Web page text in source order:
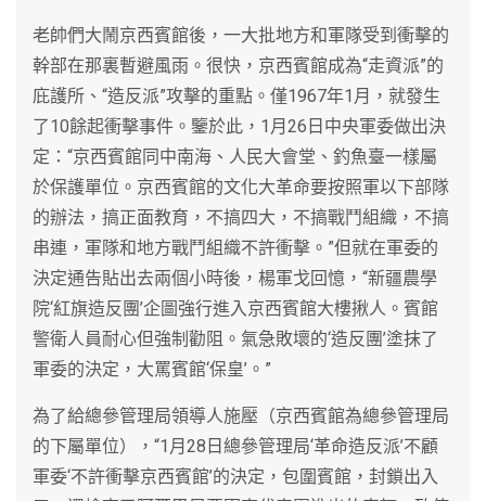
老帥們大鬧京西賓館後，一大批地方和軍隊受到衝擊的
幹部在那裏暫避風雨。很快，京西賓館成為“走資派”的
庇護所、“造反派”攻擊的重點。僅1967年1月，就發生
了10餘起衝擊事件。鑒於此，1月26日中央軍委做出決
定：“京西賓館同中南海、人民大會堂、釣魚臺一樣屬
於保護單位。京西賓館的文化大革命要按照軍以下部隊
的辦法，搞正面教育，不搞四大，不搞戰鬥組織，不搞
串連，軍隊和地方戰鬥組織不許衝擊。”但就在軍委的
決定通告貼出去兩個小時後，楊軍戈回憶，“新疆農學
院‘紅旗造反團’企圖強行進入京西賓館大樓揪人。賓館
警衛人員耐心但強制勸阻。氣急敗壞的‘造反團’塗抹了
軍委的決定，大罵賓館‘保皇’。”
為了給總參管理局領導人施壓（京西賓館為總參管理局
的下屬單位），“1月28日總參管理局‘革命造反派’不顧
軍委‘不許衝擊京西賓館’的決定，包圍賓館，封鎖出入